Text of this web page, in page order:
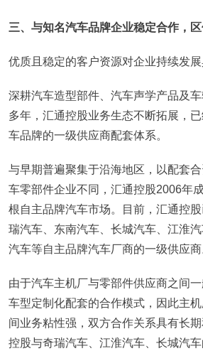
三、与知名汽车品牌企业稳定合作，
优质且稳定的客户资源对企业持续发展
深耕汽车造型部件、汽车声学产品及
多年，汇通控股业务生态不断拓展，
车品牌的一级供应商配套体系。
与早期普遍聚集于沿海地区，以配套
车零部件企业不同，汇通控股2006年
根自主品牌汽车市场。目前，汇通控
瑞汽车、东南汽车、长城汽车、江淮
汽车等自主品牌汽车厂商的一级供应商
由于汽车主机厂与零部件供应商之间
车型定制化配套的合作模式，因此主
间业务粘性强，双方合作关系具有长
控股与奇瑞汽车、江淮汽车、长城汽